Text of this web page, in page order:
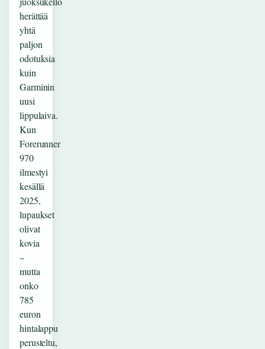
herättää
yhtä
paljon
odotuksia
kuin
Garminin
uusi
lippulaiva.
Kun
Forerunner
970
ilmestyi
kesällä
2025,
lupaukset
olivat
kovia
–
mutta
onko
785
euron
hintalappu
perusteltu,